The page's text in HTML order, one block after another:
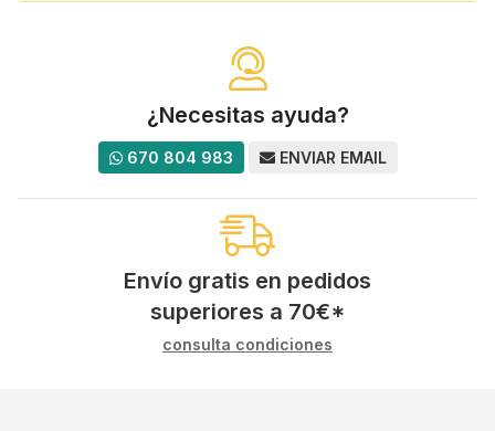
¿Necesitas ayuda?
670 804 983 ENVIAR EMAIL
Envío gratis en pedidos
superiores a 70€*
consulta condiciones